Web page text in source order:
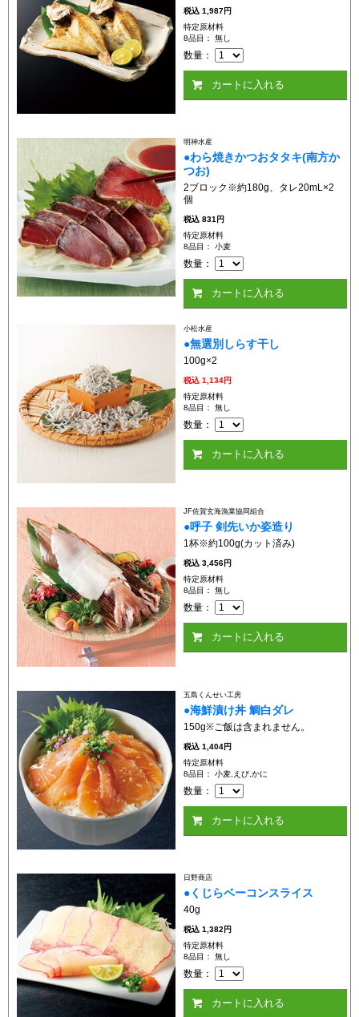
税込1,987円
特定原材料
8品目： 無し
数量：
カートに入れる
明神水産
●わら焼きかつおタタキ(南方か
つお)
2ブロック※約180g、タレ20mL×2
個
税込831円
特定原材料
8品目： 小麦
数量：
カートに入れる
小松水産
●無選別しらす干し
100g×2
税込1,134円
特定原材料
8品目： 無し
数量：
カートに入れる
JF佐賀玄海漁業協同組合
●呼子 剣先いか姿造り
1杯※約100g(カット済み)
税込3,456円
特定原材料
8品目： 無し
数量：
カートに入れる
五島くんせい工房
●海鮮漬け丼 鯛白ダレ
150g※ご飯は含まれません。
税込1,404円
特定原材料
8品目： 小麦,えび,かに
数量：
カートに入れる
日野商店
●くじらベーコンスライス
40g
税込1,382円
特定原材料
8品目： 無し
数量：
カートに入れる